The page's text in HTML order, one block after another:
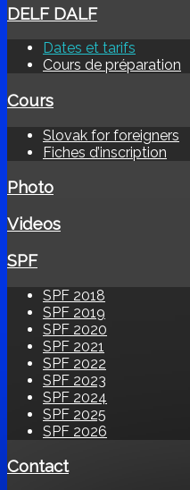
DELF DALF
Dates et tarifs
Cours de préparation
Cours
Slovak for foreigners
Fiches d’inscription
Photo
Videos
SPF
SPF 2018
SPF 2019
SPF 2020
SPF 2021
SPF 2022
SPF 2023
SPF 2024
SPF 2025
SPF 2026
Contact